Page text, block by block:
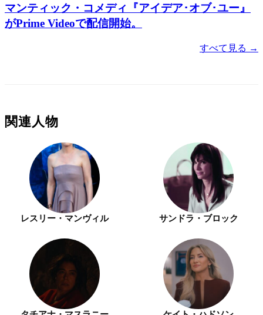
マンティック・コメディ『アイデア･オブ･ユー』
がPrime Videoで配信開始。
すべて見る →
関連人物
レスリー・マンヴィル サンドラ・ブロック